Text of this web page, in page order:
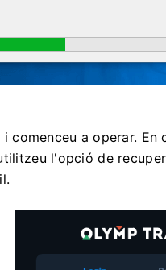
comenceu a operar.
l'opció de